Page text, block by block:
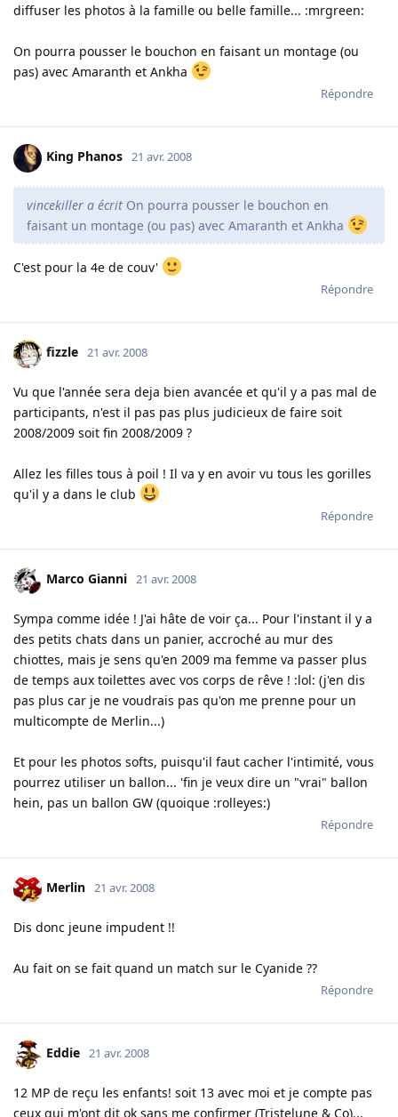
diffuser les photos à la famille ou belle famille... :mrgreen:
On pourra pousser le bouchon en faisant un montage (ou
pas) avec Amaranth et Ankha
Répondre
King Phanos 21 avr. 2008
vincekiller a écrit On pourra pousser le bouchon en
faisant un montage (ou pas) avec Amaranth et Ankha
C'est pour la 4e de couv'
Répondre
fizzle 21 avr. 2008
Vu que l'année sera deja bien avancée et qu'il y a pas mal de
participants, n'est il pas pas plus judicieux de faire soit
2008/2009 soit fin 2008/2009 ?
Allez les filles tous à poil ! Il va y en avoir vu tous les gorilles
qu'il y a dans le club
Répondre
Marco Gianni 21 avr. 2008
Sympa comme idée ! J'ai hâte de voir ça... Pour l'instant il y a
des petits chats dans un panier, accroché au mur des
chiottes, mais je sens qu'en 2009 ma femme va passer plus
de temps aux toilettes avec vos corps de rêve ! :lol: (j'en dis
pas plus car je ne voudrais pas qu'on me prenne pour un
multicompte de Merlin...)
Et pour les photos softs, puisqu'il faut cacher l'intimité, vous
pourrez utiliser un ballon... 'fin je veux dire un "vrai" ballon
hein, pas un ballon GW (quoique :rolleyes:)
Répondre
Merlin 21 avr. 2008
Dis donc jeune impudent !!
Au fait on se fait quand un match sur le Cyanide ??
Répondre
Eddie 21 avr. 2008
12 MP de reçu les enfants! soit 13 avec moi et je compte pas
ceux qui m'ont dit ok sans me confirmer (Tristelune & Co)...